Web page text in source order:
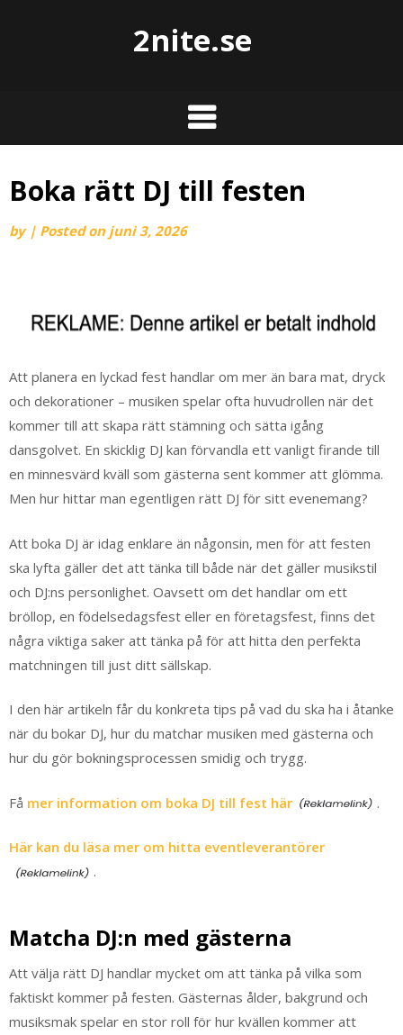
2nite.se
Boka rätt DJ till festen
by | Posted on juni 3, 2026
Att planera en lyckad fest handlar om mer än bara mat, dryck
och dekorationer – musiken spelar ofta huvudrollen när det
kommer till att skapa rätt stämning och sätta igång
dansgolvet. En skicklig DJ kan förvandla ett vanligt firande till
en minnesvärd kväll som gästerna sent kommer att glömma.
Men hur hittar man egentligen rätt DJ för sitt evenemang?
Att boka DJ är idag enklare än någonsin, men för att festen
ska lyfta gäller det att tänka till både när det gäller musikstil
och DJ:ns personlighet. Oavsett om det handlar om ett
bröllop, en födelsedagsfest eller en företagsfest, finns det
några viktiga saker att tänka på för att hitta den perfekta
matchningen till just ditt sällskap.
I den här artikeln får du konkreta tips på vad du ska ha i åtanke
när du bokar DJ, hur du matchar musiken med gästerna och
hur du gör bokningsprocessen smidig och trygg.
Få mer information om boka DJ till fest här .
Här kan du läsa mer om hitta eventleverantörer
.
Matcha DJ:n med gästerna
Att välja rätt DJ handlar mycket om att tänka på vilka som
faktiskt kommer på festen. Gästernas ålder, bakgrund och
musiksmak spelar en stor roll för hur kvällen kommer att